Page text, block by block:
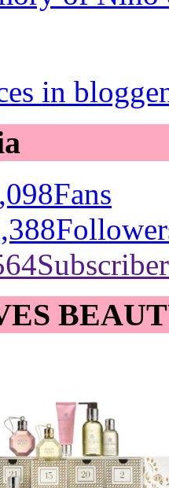
in
Fans
Subscriber